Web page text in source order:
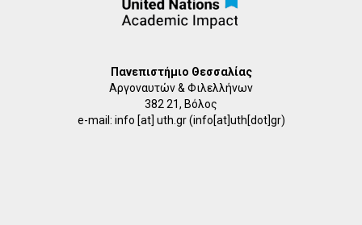
Πανεπιστήμιο Θεσσαλίας
Αργοναυτών & Φιλελλήνων
382 21, Βόλος
e-mail: info [at] uth.gr(info[at]uth[dot]gr)